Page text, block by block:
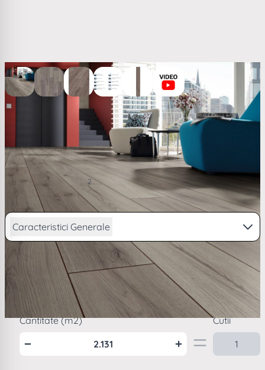
View larger image
View larger image
View larger image
View larger image
View larger image
Parchet laminat stejar 8 mm Superior Advanced ton
(1)
60,92 RON
63,36 RON
/ m2
de la14,98 lei/lună în 4 rate
Caracteristici Generale
Vezi descriere completa...
ambalare
1 2.131 m2
Cantitate (m2) Cutii